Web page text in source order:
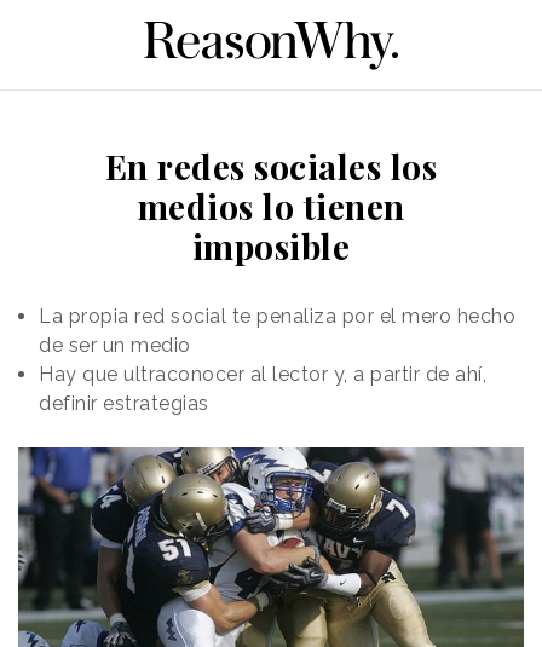
En redes sociales los
medios lo tienen
imposible
La propia red social te penaliza por el mero hecho
de ser un medio
Hay que ultraconocer al lector y, a partir de ahí,
definir estrategias